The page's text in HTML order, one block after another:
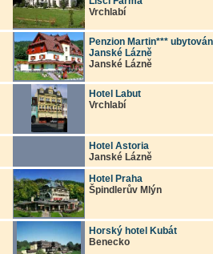
Vrchlabí
Penzion Martin***
Janské Lázně
Janské Lázně
Hotel Labut
Vrchlabí
Hotel Astoria
Janské Lázně
Hotel Praha
Špindlerův Mlýn
Horský hotel Kubát
Benecko